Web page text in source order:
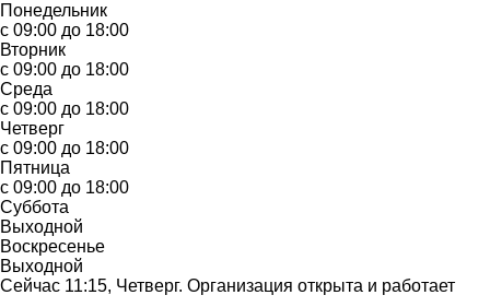
Понедельник
с 09:00 до 18:00
Вторник
с 09:00 до 18:00
Среда
с 09:00 до 18:00
Четверг
с 09:00 до 18:00
Пятница
с 09:00 до 18:00
Суббота
Выходной
Воскресенье
Выходной
Сейчас 11:15, Четверг. Организация открыта и работает